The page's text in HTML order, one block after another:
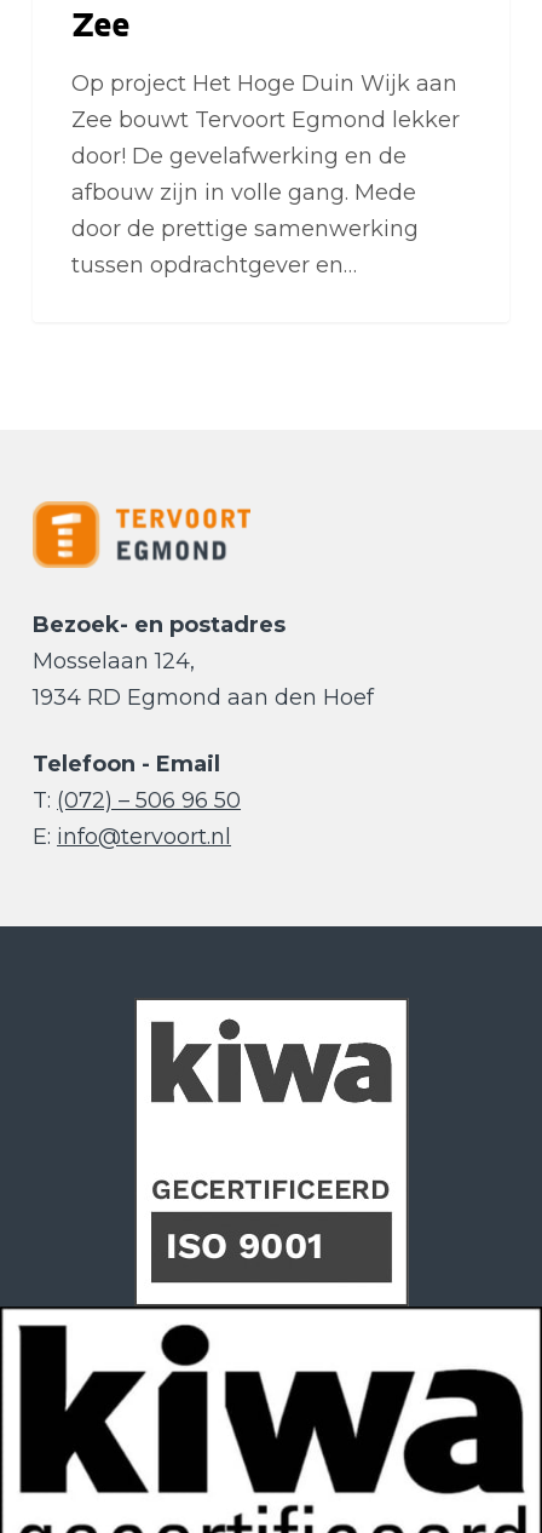
Zee
Op project Het Hoge Duin Wijk aan
Zee bouwt Tervoort Egmond lekker
door! De gevelafwerking en de
afbouw zijn in volle gang. Mede
door de prettige samenwerking
tussen opdrachtgever en…
Bezoek- en postadres
Mosselaan 124,
1934 RD Egmond aan den Hoef
Telefoon - Email
T: (072) – 506 96 50
E: info@tervoort.nl